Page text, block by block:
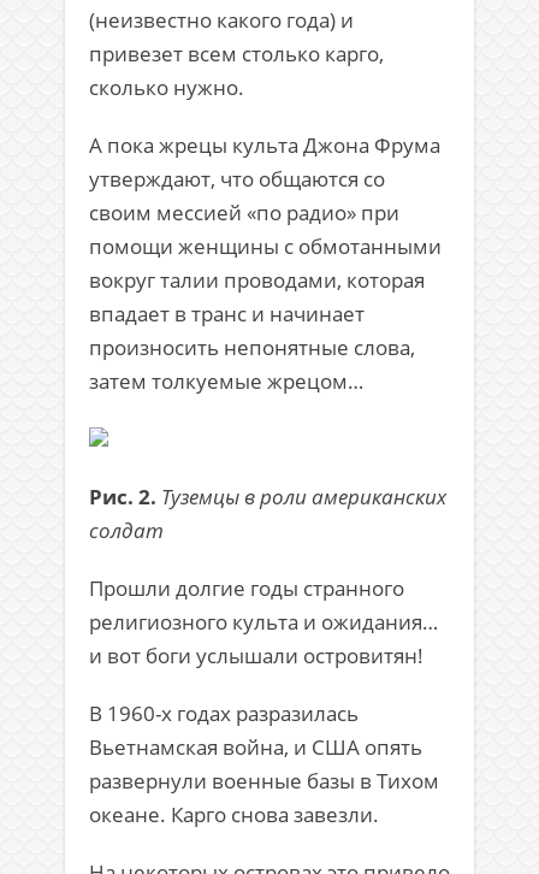
(неизвестно какого года) и
привезет всем столько карго,
сколько нужно.
А пока жрецы культа Джона Фрума
утверждают, что общаются со
своим мессией «по радио» при
помощи женщины с обмотанными
вокруг талии проводами, которая
впадает в транс и начинает
произносить непонятные слова,
затем толкуемые жрецом…
Рис. 2. Туземцы в роли американских
солдат
Прошли долгие годы странного
религиозного культа и ожидания…
и вот боги услышали островитян!
В 1960-х годах разразилась
Вьетнамская война, и США опять
развернули военные базы в Тихом
океане. Карго снова завезли.